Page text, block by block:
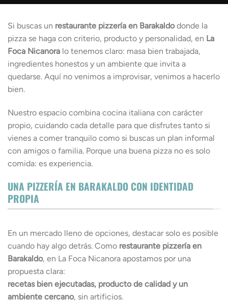
Si buscas un restaurante pizzería en Barakaldodonde la
pizza se haga con criterio, producto y personalidad, en La
Foca Nicanora lo tenemos claro: masa bien trabajada,
ingredientes honestos y un ambiente que invita a
quedarse. Aquí no venimos a improvisar, venimos a hacerlo
bien.
Nuestro espacio combina cocina italiana con carácter
propio, cuidando cada detalle para que disfrutes tanto si
vienes a comer tranquilo como si buscas un plan informal
con amigos o familia. Porque una buena pizza no es solo
comida: es experiencia.
UNA PIZZERÍA EN BARAKALDO CON IDENTIDAD
PROPIA
En un mercado lleno de opciones, destacar solo es posible
cuando hay algo detrás. Como restaurante pizzería en
Barakaldo, en La Foca Nicanora apostamos por una
propuesta clara:
recetas bien ejecutadas, producto de calidad y un
ambiente cercano, sin artificios.